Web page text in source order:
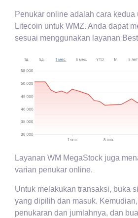
Penukar online adalah cara kedua
Litecoin untuk WMZ. Anda dapat
sesuai menggunakan layanan
Layanan WM MegaStock juga
varian penukar online.
Untuk melakukan transaksi, buka
yang dipilih dan masuk.
penukaran dan jumlahnya, dan